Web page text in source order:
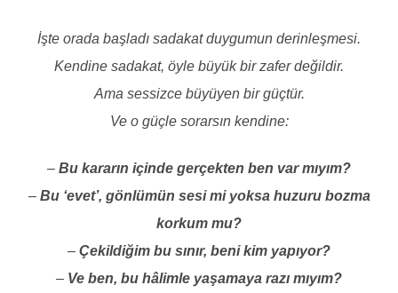
İşte orada başladı sadakat duygumun derinleşmesi.
Kendine sadakat, öyle büyük bir zafer değildir.
Ama sessizce büyüyen bir güçtür.
Ve o güçle sorarsın kendine:
– Bu kararın içinde gerçekten ben var mıyım?
– Bu ‘evet’, gönlümün sesi mi yoksa huzuru bozma
korkum mu?
– Çekildiğim bu sınır, beni kim yapıyor?
– Ve ben, bu hâlimle yaşamaya razı mıyım?